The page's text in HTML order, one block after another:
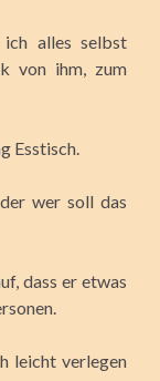
ich alles selbst
von ihm, zum
Esstisch.
wer soll das
dass er etwas
leicht verlegen